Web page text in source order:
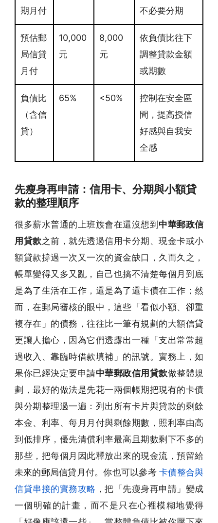
期月付
不必要分期
預估郵
局信貸
月付
10,000
元
8,000
元
依負債比往下
調整貸款金額
或期數
負債比
（含信
貸）
65% <50%
控制在安全區
間，提高授信
好感與自我安
全感
先瘦身再申請：信用卡、分期與小額貸
款的整理順序
很多薪水普通的上班族會在還沒想到 中華郵政信
用貸款之前，就先透過信用卡分期、現金卡或小
額貸款撐過一次又一次的資金缺口，久而久之，
帳單變得又多又亂，自己也搞不清楚每個月到底
是為了生活在工作，還是為了還卡債在工作；然
而，在郵局審核的眼中，這些「看似小額、卻重
複存在」的債務，往往比一筆有規劃的大額信貸
更讓人擔心，因為它們透露出一種「支出常常超
過收入、靠臨時借款填補」的訊號。實務上，如
果你已經決定要申請中華郵政信用貸款做整體規
劃，最好的做法是先花一兩個帳期把現有的卡債
與分期整理過一遍：列出所有卡片與貸款的剩餘
本金、利率、每月月付與剩餘期數，照利率由高
到低排序，優先清償利率最高且期數剩下不多的
那些，把每個月因此釋放出來的現金流，預留給
未來的郵局信貸月付。你也可以參考卡債整合與
信貸串接的實務攻略 ，把「先瘦身再申請」變成
一個明確的計畫，而不是只在心裡模糊地覺得